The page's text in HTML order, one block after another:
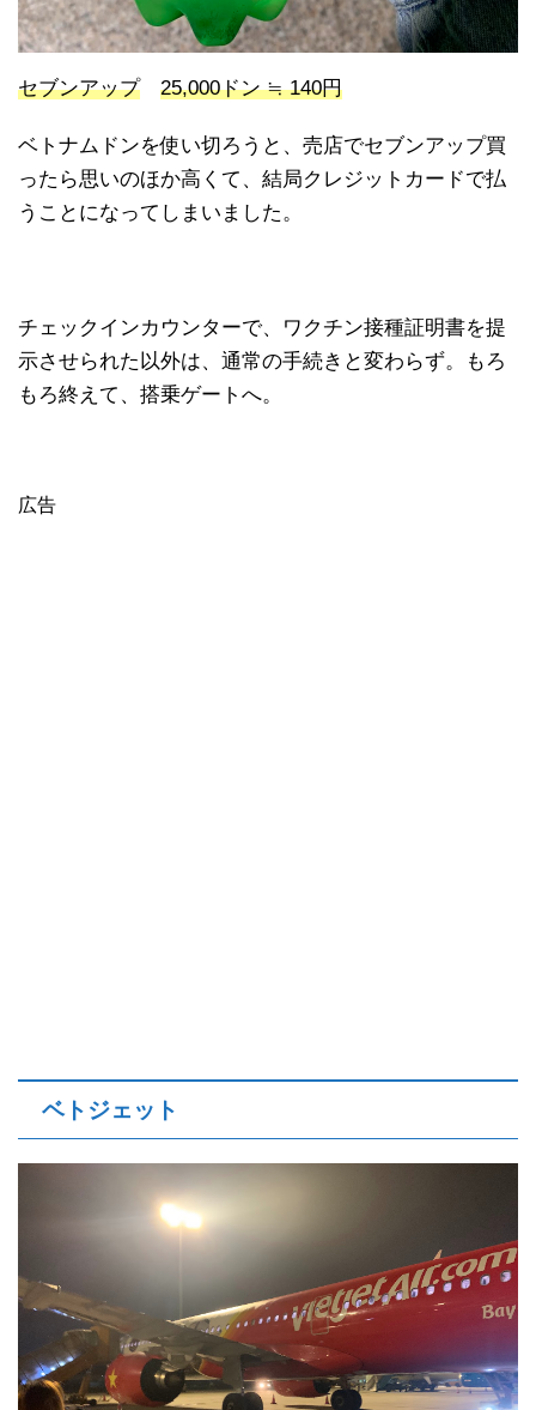
セブンアップ 25,000ドン ≒ 140円
ベトナムドンを使い切ろうと、売店でセブンアップ買
ったら思いのほか高くて、結局クレジットカードで払
うことになってしまいました。
チェックインカウンターで、ワクチン接種証明書を提
示させられた以外は、通常の手続きと変わらず。もろ
もろ終えて、搭乗ゲートへ。
広告
ベトジェット